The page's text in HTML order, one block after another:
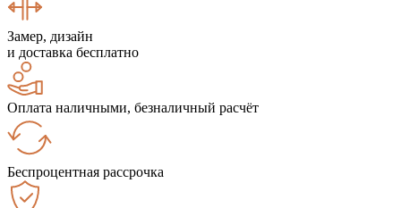
Замер, дизайн
и доставка бесплатно
Оплата наличными, безналичный расчёт
Беспроцентная рассрочка